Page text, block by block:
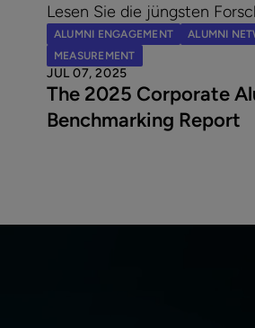
Lesen Sie die jüngsten
ALUMNI ENGAGEMENT
ALUMNI
MEASUREMENT
JUL 07, 2025
The 2025 Corporate
Benchmarking Report